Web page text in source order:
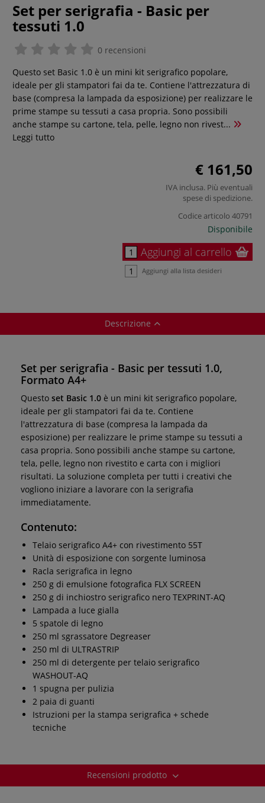
Set per serigrafia - Basic per
tessuti 1.0
0 recensioni
Questo set Basic 1.0 è un mini kit serigrafico popolare,
ideale per gli stampatori fai da te. Contiene l'attrezzatura di
base (compresa la lampada da esposizione) per realizzare le
prime stampe su tessuti a casa propria. Sono possibili
anche stampe su cartone, tela, pelle, legno non rivest...
Leggi tutto
€ 161,50
IVA inclusa. Più eventuali
spese di spedizione.
Codice articolo 40791
Disponibile
Aggiungi al carrello
Aggiungi alla lista desideri
Descrizione
Set per serigrafia - Basic per tessuti 1.0,
Formato A4+
Questo set Basic 1.0 è un mini kit serigrafico popolare,
ideale per gli stampatori fai da te. Contiene
l'attrezzatura di base (compresa la lampada da
esposizione) per realizzare le prime stampe su tessuti a
casa propria. Sono possibili anche stampe su cartone,
tela, pelle, legno non rivestito e carta con i migliori
risultati. La soluzione completa per tutti i creativi che
vogliono iniziare a lavorare con la serigrafia
immediatamente.
Contenuto:
Telaio serigrafico A4+ con rivestimento 55T
Unità di esposizione con sorgente luminosa
Racla serigrafica in legno
250 g di emulsione fotografica FLX SCREEN
250 g di inchiostro serigrafico nero TEXPRINT-AQ
Lampada a luce gialla
5 spatole di legno
250 ml sgrassatore Degreaser
250 ml di ULTRASTRIP
250 ml di detergente per telaio serigrafico
WASHOUT-AQ
1 spugna per pulizia
2 paia di guanti
Istruzioni per la stampa serigrafica + schede
tecniche
Recensioni prodotto